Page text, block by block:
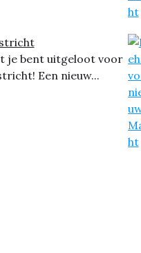
je bent uitgeloot voor
Een nieuw...